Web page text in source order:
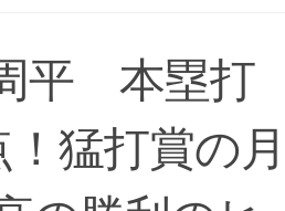
平 本塁打
猛打賞の月